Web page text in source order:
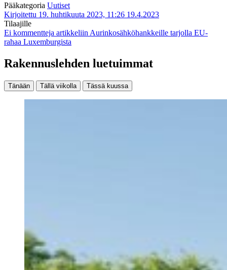
Pääkategoria Uutiset
Kirjoitettu 19. huhtikuuta 2023, 11:26 19.4.2023
Tilaajille
Ei kommentteja artikkeliin Aurinkosähköhankkeille tarjolla EU-
rahaa Luxemburgista
Rakennuslehden luetuimmat
Tänään Tällä viikolla Tässä kuussa